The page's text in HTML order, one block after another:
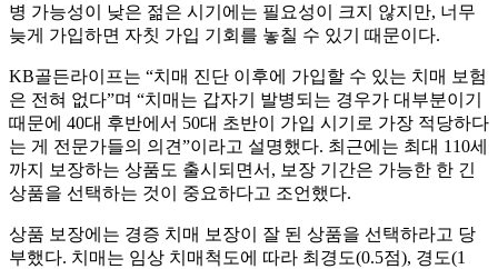
병 가능성이 낮은 젊은 시기에는 필요성이 크지 않지만, 너무
늦게 가입하면 자칫 가입 기회를 놓칠 수 있기 때문이다.
KB골든라이프는 “치매 진단 이후에 가입할 수 있는 치매 보험
은 전혀 없다”며 “치매는 갑자기 발병되는 경우가 대부분이기
때문에 40대 후반에서 50대 초반이 가입 시기로 가장 적당하다
는 게 전문가들의 의견”이라고 설명했다. 최근에는 최대 110세
까지 보장하는 상품도 출시되면서, 보장 기간은 가능한 한 긴
상품을 선택하는 것이 중요하다고 조언했다.
상품 보장에는 경증 치매 보장이 잘 된 상품을 선택하라고 당
부했다. 치매는 임상 치매척도에 따라 최경도(0.5점), 경도(1